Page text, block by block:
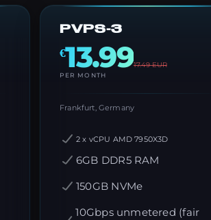
PVPS-3
€13.9917.49EUR
PER MONTH
Frankfurt, Germany
2 x vCPU AMD 7950X3D
6GB DDR5 RAM
150GB NVMe
10Gbps unmetered (fair